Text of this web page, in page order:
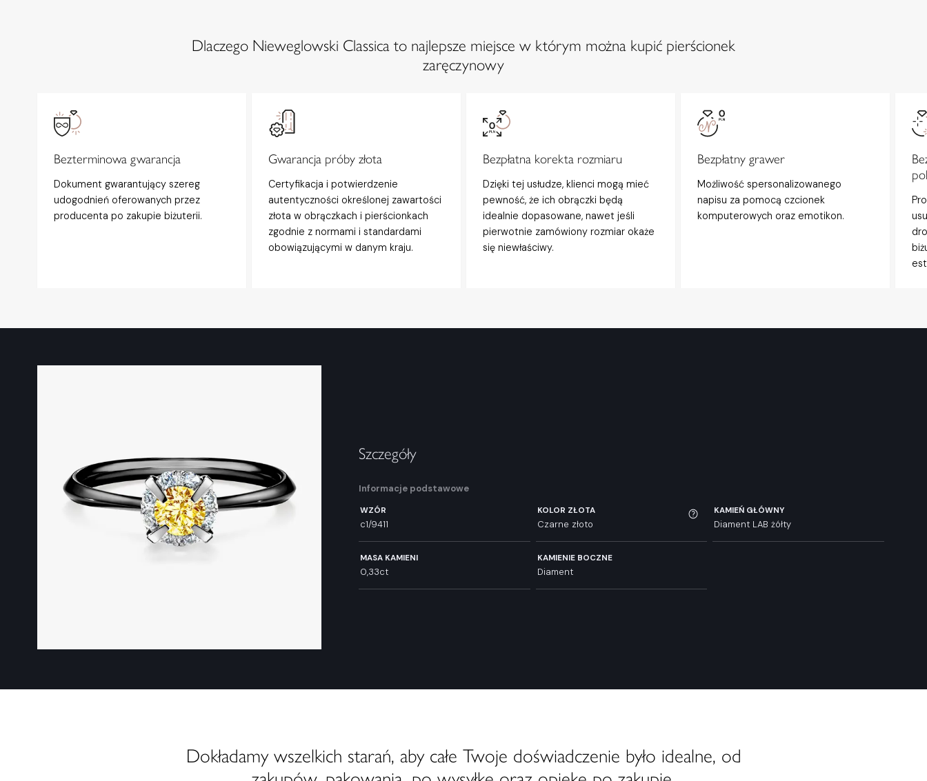
Dlaczego Nieweglowski Classica to najlepsze miejsce w którym można kupić pierścionek
zaręczynowy
Bezterminowa gwarancja
Dokument gwarantujący szereg
udogodnień oferowanych przez
producenta po zakupie biżuterii.
Gwarancja próby złota
Certyfikacja i potwierdzenie
autentyczności określonej zawartości
złota w obrączkach i pierścionkach
zgodnie z normami i standardami
obowiązującymi w danym kraju.
Bezpłatna korekta rozmiaru
Dzięki tej usłudze, klienci mogą mieć
pewność, że ich obrączki będą
idealnie dopasowane, nawet jeśli
pierwotnie zamówiony rozmiar okaże
się niewłaściwy.
Bezpłatny grawer
Możliwość spersonalizowanego
napisu za pomocą czcionek
komputerowych oraz emotikon.
Szczegóły
Informacje podstawowe
WZÓR
c1/9411
KOLOR ZŁOTA
Czarne złoto
KAMIEŃ GŁÓWNY
Diament LAB żółty
MASA KAMIENI
0,33ct
KAMIENIE BOCZNE
Diament
Dokładamy wszelkich starań, aby całe Twoje doświadczenie było idealne, od